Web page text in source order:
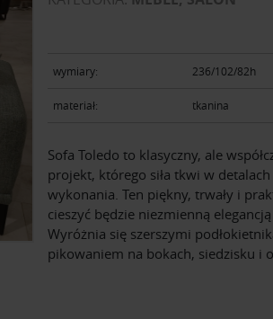
wymiary: 236/102/82h
materiał: tkanina
Sofa Toledo to klasyczny, ale
projekt, którego siła tkwi w
wykonania. Ten piękny, trwały i
cieszyć będzie niezmienną
Wyróżnia się szerszymi
pikowaniem na bokach, siedzisku i